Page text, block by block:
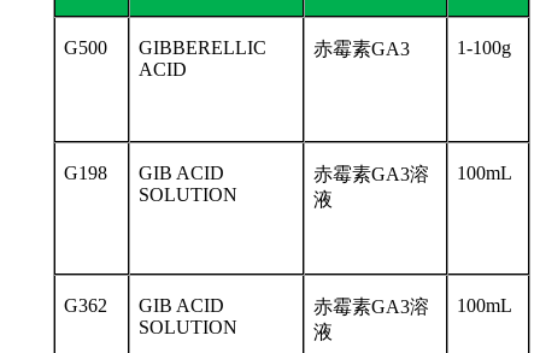
G500
GIBBERELLIC
ACID
赤霉素GA3 1-100g
G198
GIB ACID
SOLUTION
赤霉素GA3溶
液
100mL
G362
GIB ACID
SOLUTION
赤霉素GA3溶
液
100mL